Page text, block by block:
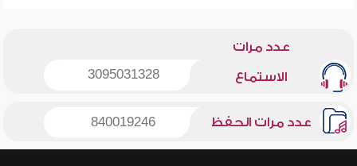
عدد مرات
الاستماع 3095031328
عدد مرات الحفظ 840019246